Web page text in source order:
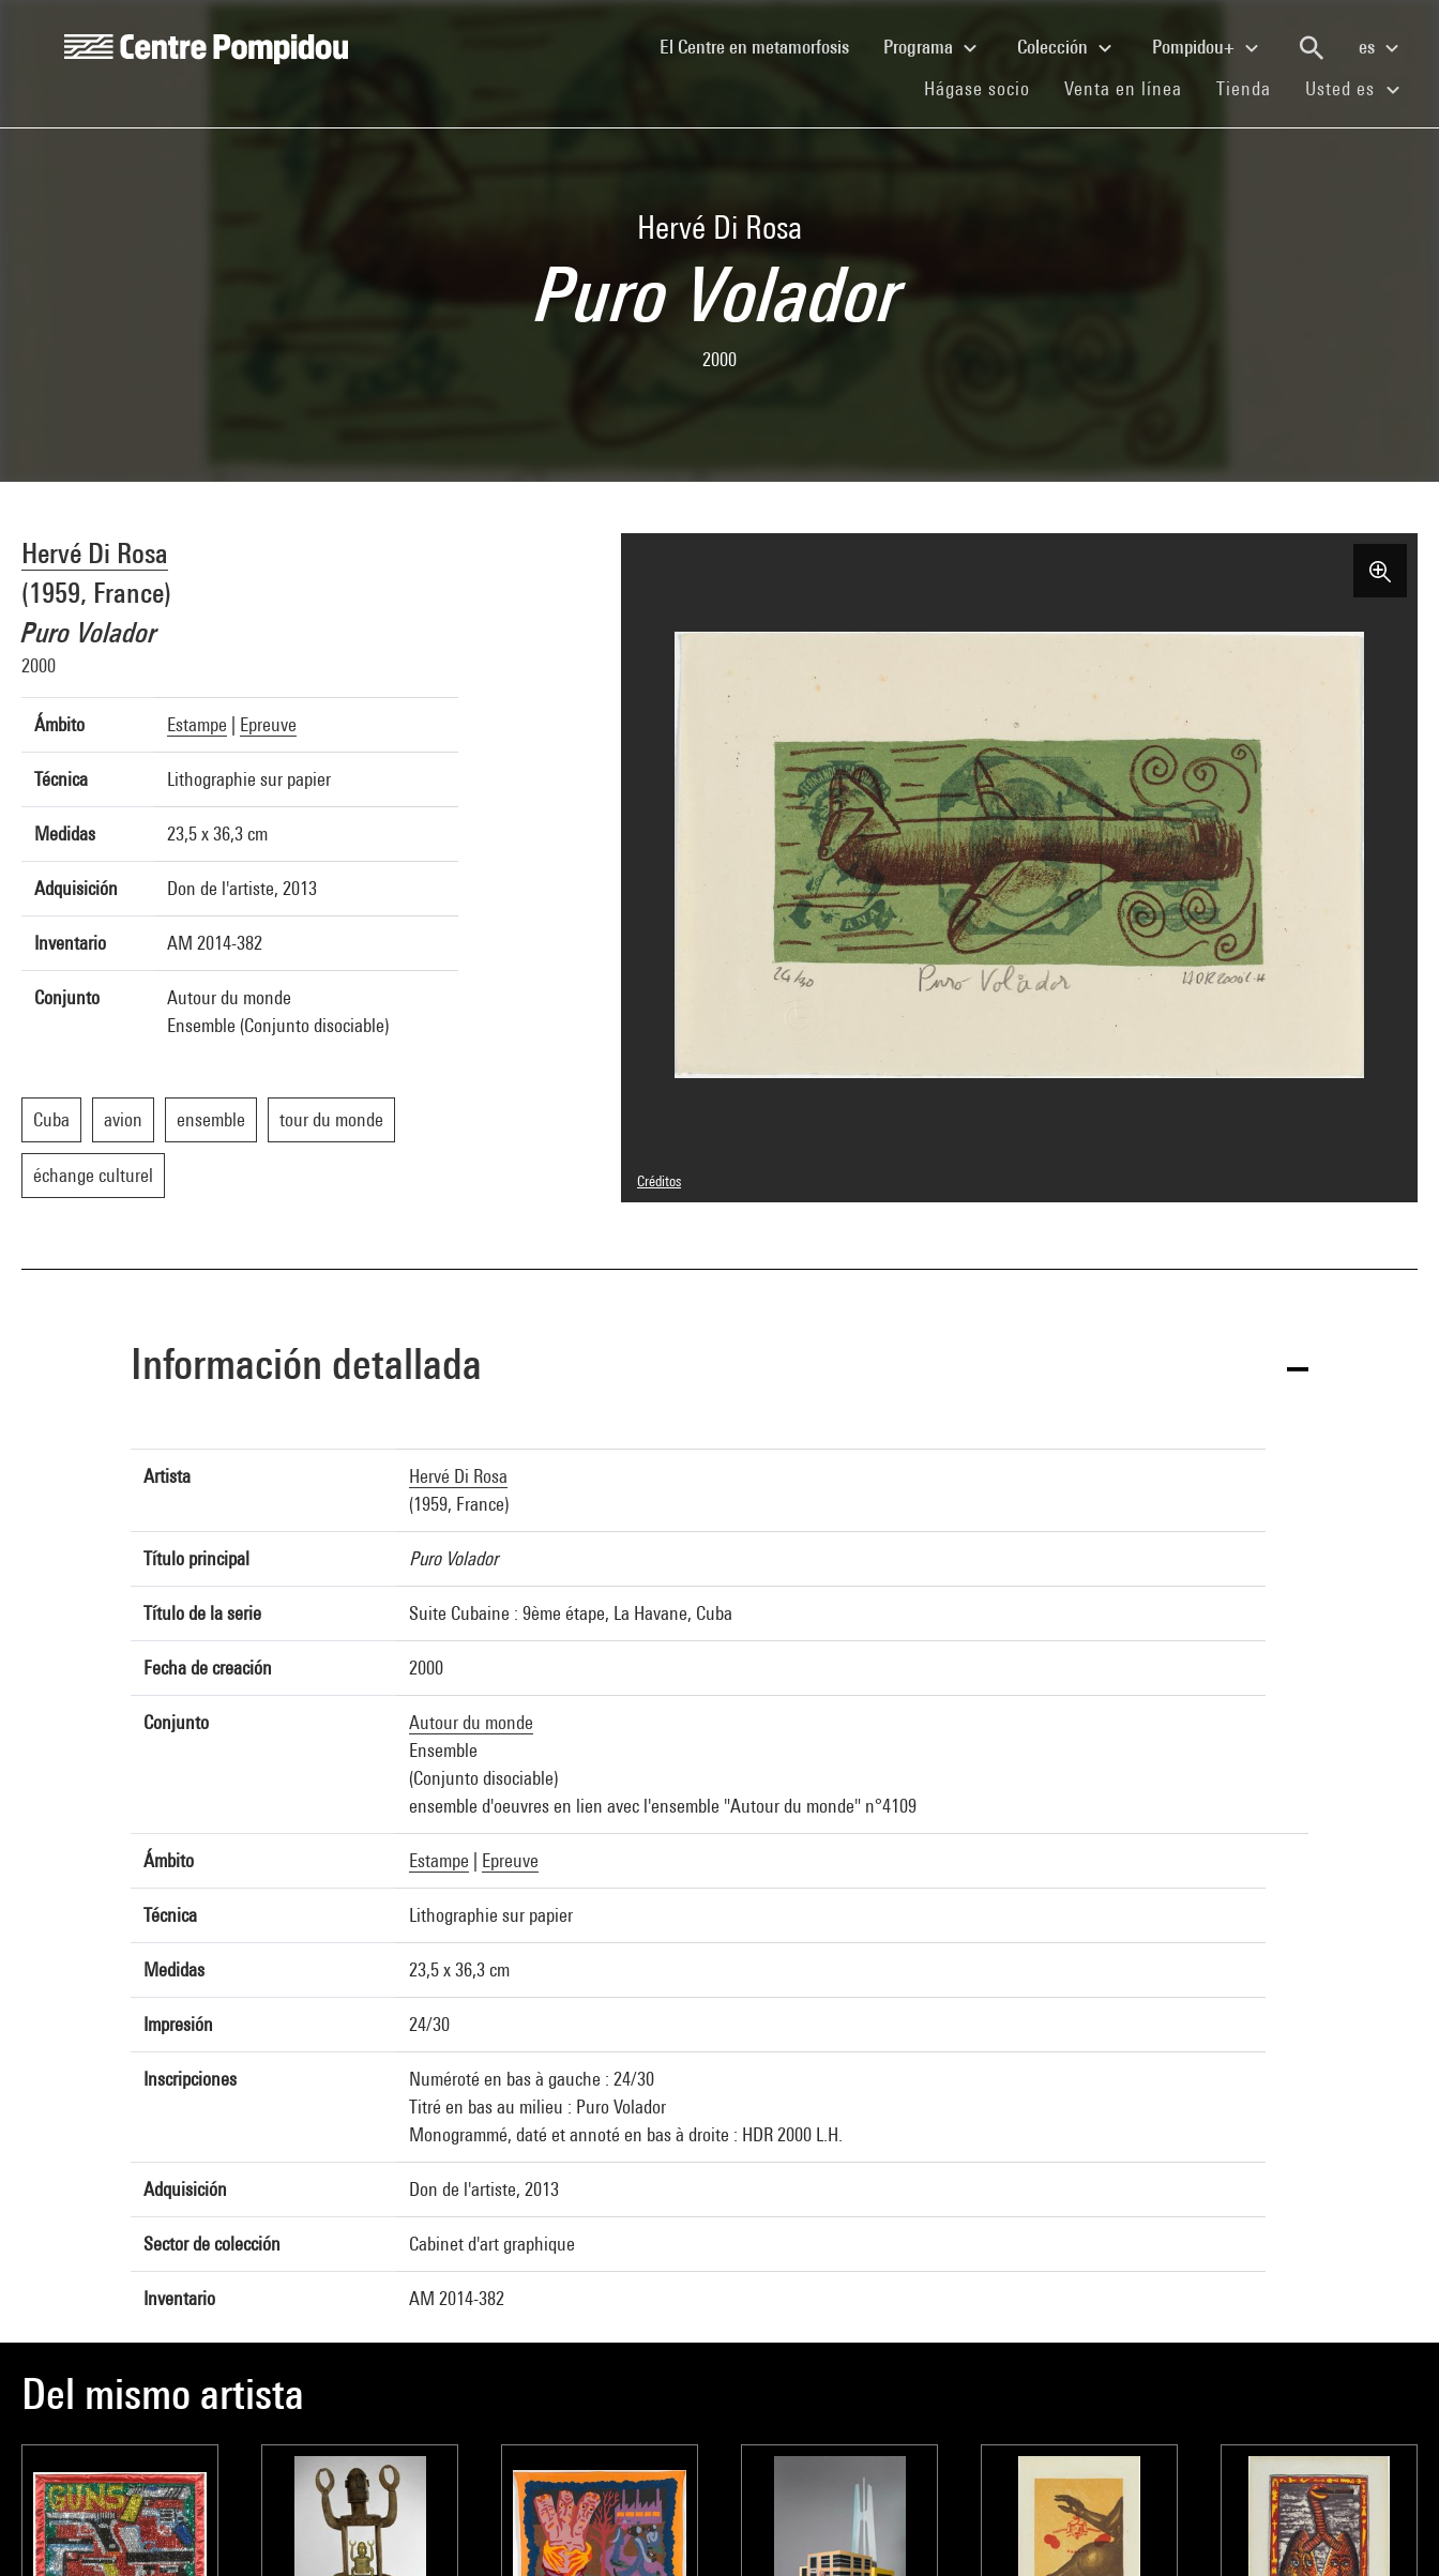
El Centre en metamorfosis(current)Programa Colección Pompidou+
es
Hágase socio (current)
Venta en línea (current)
Tienda (current)
Usted es
Hervé Di Rosa
Puro Volador
2000
Hervé Di Rosa
(1959, France)
Puro Volador
2000
Ámbito Estampe Epreuve
Técnica Lithographie sur papier
Medidas 23,5 x 36,3 cm
Adquisición Don de l'artiste, 2013
Inventario AM 2014-382
Conjunto
Autour du monde
Ensemble (Conjunto disociable)
Cuba avion ensemble tour du monde
échange culturel
Créditos
© Adagp, Paris
Difusión de la imagen :GrandPalaisRmnPhoto
Información detallada
Artista
Hervé Di Rosa
(1959, France)
Título principal Puro Volador
Título de la serie Suite Cubaine : 9ème étape, La Havane, Cuba
Fecha de creación 2000
Conjunto
Autour du monde
Ensemble
(Conjunto disociable)
ensemble d'oeuvres en lien avec l'ensemble "Autour du monde" n°4109
Ámbito Estampe Epreuve
Técnica Lithographie sur papier
Medidas 23,5 x 36,3 cm
Impresión 24/30
Inscripciones
Numéroté en bas à gauche : 24/30
Titré en bas au milieu : Puro Volador
Monogrammé, daté et annoté en bas à droite : HDR 2000 L.H.
Adquisición Don de l'artiste, 2013
Sector de colección Cabinet d'art graphique
Inventario AM 2014-382
Del mismo artista